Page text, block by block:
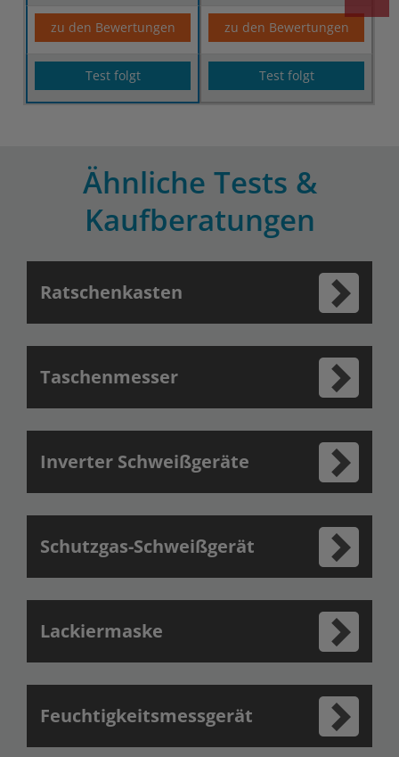
zu den Bewertungen zu den Bewertungen
Test folgt Test folgt
Ähnliche Tests &
Kaufberatungen
Ratschenkasten
Taschenmesser
Inverter Schweißgeräte
Schutzgas-Schweißgerät
Lackiermaske
Feuchtigkeitsmessgerät